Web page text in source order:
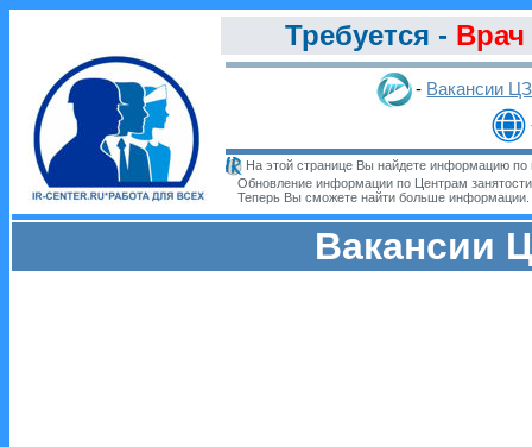
Требуется - Врач
- Вакансии
На этой странице Вы найдете информацию по
Обновление информации по Центрам
Теперь Вы сможете найти больше информации.
Вакансии